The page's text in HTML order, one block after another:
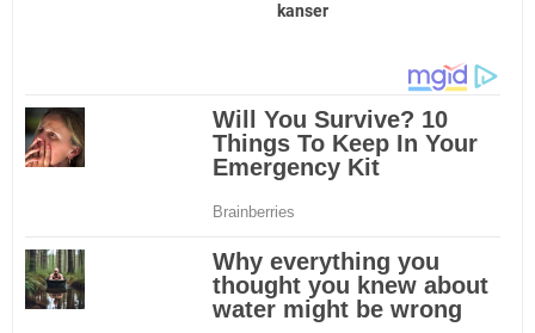
kanser